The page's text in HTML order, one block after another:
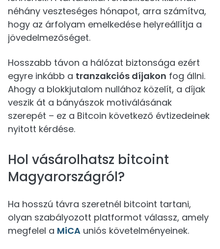
néhány veszteséges hónapot, arra számítva,
hogy az árfolyam emelkedése helyreállítja a
jövedelmezőséget.
Hosszabb távon a hálózat biztonsága ezért
egyre inkább a tranzakciós díjakon fog állni.
Ahogy a blokkjutalom nullához közelít, a díjak
veszik át a bányászok motiválásának
szerepét – ez a Bitcoin következő évtizedeinek
nyitott kérdése.
Hol vásárolhatsz bitcoint
Magyarországról?
Ha hosszú távra szeretnél bitcoint tartani,
olyan szabályozott platformot válassz, amely
megfelel a MiCA uniós követelményeinek.